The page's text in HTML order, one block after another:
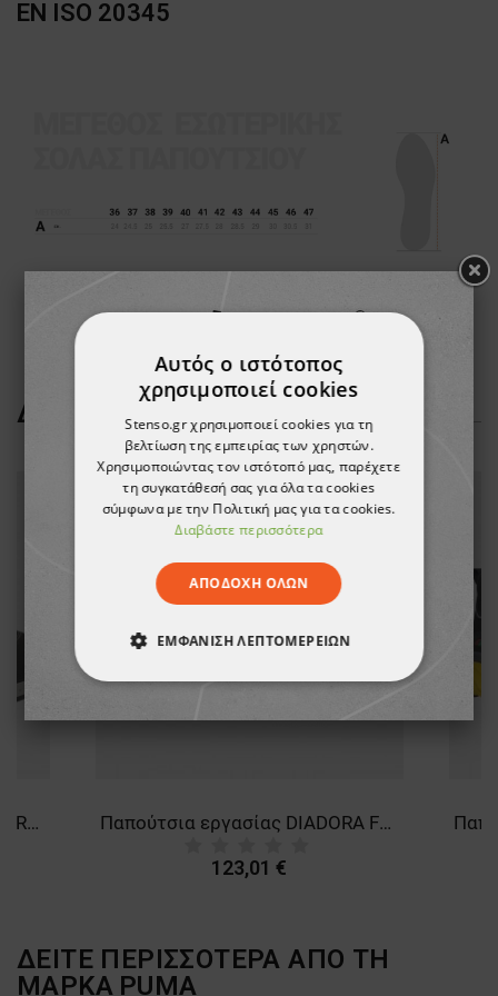
EN ISO 20345
ΔΕΊΤΕ ΠΕΡΙΣΣΌΤΕΡΑ
Παπούτσια εργασίας DIADORA RUN A.BOX MID S3S FO SR ESD BLACK Παπούτσια εργασίας DIADORA FREEDOM MID 06 SR BLACK/OLIVE GREEN
123,01 €
ΔΕΙΤΕ ΠΕΡΙΣΣΟΤΕΡΑ ΑΠΟ ΤΗ
ΜΑΡΚΑ PUMA
Αυτός ο ιστότοπος
χρησιμοποιεί cookies
Stenso.gr χρησιμοποιεί cookies για τη
βελτίωση της εμπειρίας των χρηστών.
Χρησιμοποιώντας τον ιστότοπό μας, παρέχετε
τη συγκατάθεσή σας για όλα τα cookies
σύμφωνα με την Πολιτική μας για τα cookies.
Διαβάστε περισσότερα
ΑΠΟΔΟΧΉ ΌΛΩΝ
ΕΜΦΆΝΙΣΗ ΛΕΠΤΟΜΕΡΕΙΏΝ
ΑΠΟΛΎΤΩΣ ΑΠΑΡΑΊΤΗΤΑ